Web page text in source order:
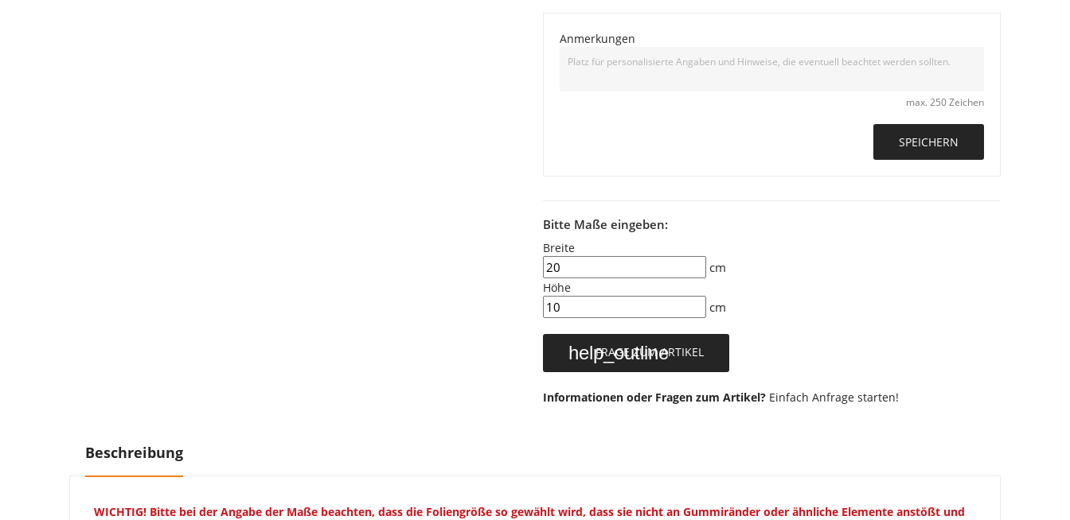
Anmerkungen
max. 250 Zeichen
SPEICHERN
Bitte Maße eingeben:
Breite
cm
Höhe
cm
help_outline
FRAGE ZUM ARTIKEL
Informationen oder Fragen zum Artikel? Einfach Anfrage starten!
Beschreibung
WICHTIG! Bitte bei der Angabe der Maße beachten, dass die Foliengröße so gewählt wird, dass sie nicht an Gummiränder oder ähnliche Elemente anstößt und